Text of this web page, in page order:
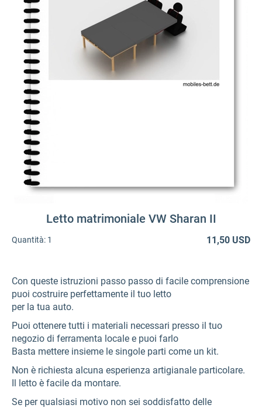
Letto matrimoniale VW Sharan II
Quantità: 1 11,50 USD
Con queste istruzioni passo passo di facile comprensione
puoi costruire perfettamente il tuo letto
per la tua auto.
Puoi ottenere tutti i materiali necessari presso il tuo
negozio di ferramenta locale e puoi farlo
Basta mettere insieme le singole parti come un kit.
Non è richiesta alcuna esperienza artigianale particolare.
Il letto è facile da montare.
Se per qualsiasi motivo non sei soddisfatto delle